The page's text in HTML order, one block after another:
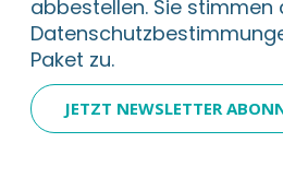
abbestellen. Sie stimmen
Paket zu.
JETZT NEWSLETTER